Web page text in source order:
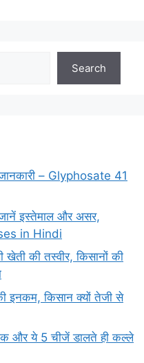
Search
– Glyphosate 41
जानें इस्तेमाल और असर,
in Hindi
खेती की तस्वीर, किसानों की
किसान क्यों तेजी से
और ये 5 चीजें डालते ही कल्ले